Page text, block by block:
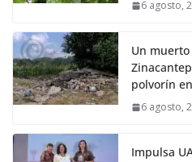
6 agosto,
Un
polvorín
6 agosto,
Impulsa